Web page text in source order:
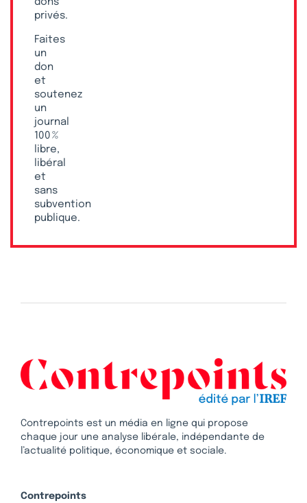
dons
privés.
Faites
un
don
et
soutenez
un
journal
100 %
libre,
libéral
et
sans
subvention
publique.
Contrepoints est un média en ligne qui propose
chaque jour une analyse libérale, indépendante de
l’actualité politique, économique et sociale.
Contrepoints